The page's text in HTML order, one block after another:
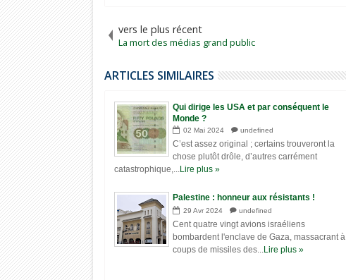
vers le plus récent
La mort des médias grand public
ARTICLES SIMILAIRES
Qui dirige les USA et par conséquent le
Monde ?
02 Mai 2024 undefined
C’est assez original ; certains trouveront la
chose plutôt drôle, d’autres carrément
catastrophique,...Lire plus »
Palestine : honneur aux résistants !
29 Avr 2024 undefined
Cent quatre vingt avions israéliens
bombardent l'enclave de Gaza, massacrant à
coups de missiles des...Lire plus »